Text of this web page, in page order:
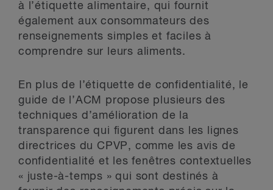
à l’étiquette alimentaire, qui fournit
également aux consommateurs des
renseignements simples et faciles à
comprendre sur leurs aliments.
En plus de l’étiquette de confidentialité, le
guide de l’ACM propose plusieurs des
techniques d’amélioration de la
transparence qui figurent dans les lignes
directrices du CPVP, comme les avis de
confidentialité et les fenêtres contextuelles
« juste-à-temps » qui sont destinés à